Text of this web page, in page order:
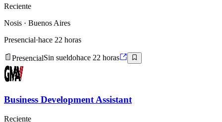
Reciente
Nosis · Buenos Aires
Presencial·hace 22 horas
PresencialSin sueldohace 22 horas
Business Development Assistant
Reciente